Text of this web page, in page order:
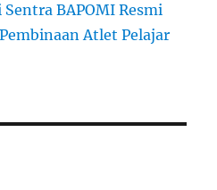
BAPOMI Resmi
Atlet Pelajar